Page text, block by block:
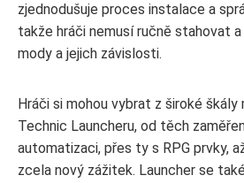
zjednodušuje proces instalace a
takže hráči nemusí ručně stahovat
mody a jejich závislosti.
Hráči si mohou vybrat z široké
Technic Launcheru, od těch
automatizaci, přes ty s RPG prvky,
zcela nový zážitek. Launcher se